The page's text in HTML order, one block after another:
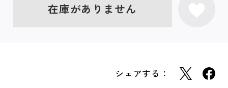
在庫がありません
シェアする：